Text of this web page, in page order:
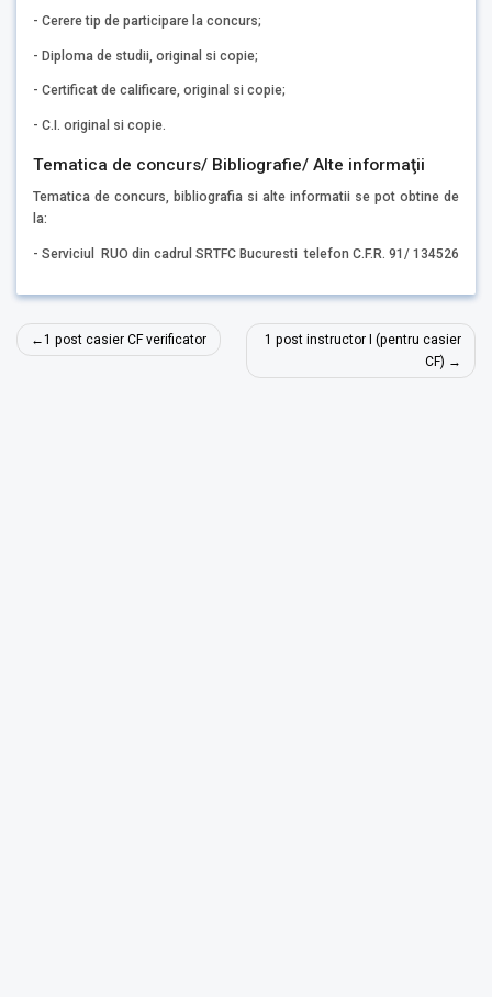
- Cerere tip de participare la concurs;
- Diploma de studii, original si copie;
- Certificat de calificare, original si copie;
- C.I. original si copie.
Tematica de concurs/ Bibliografie/ Alte informaţii
Tematica de concurs, bibliografia si alte informatii se pot obtine de
la:
- Serviciul RUO din cadrul SRTFC Bucuresti telefon C.F.R. 91/ 134526
Navigare
în
1 post casier CF verificator
1 post instructor I (pentru casier
CF)